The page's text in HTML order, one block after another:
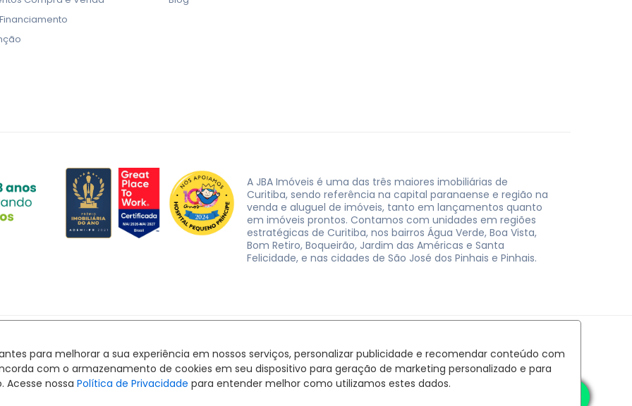
para melhorar a sua experiência em nossos serviços, personalizar publicidade e recomendar conteúdo com
com o armazenamento de cookies em seu dispositivo para geração de marketing personalizado e para
Acesse nossa Política de Privacidade para entender melhor como utilizamos estes dados.
A JBA Imóveis é uma das três maiores imobiliárias de
Curitiba, sendo referência na capital paranaense e região na
venda e aluguel de imóveis, tanto em lançamentos quanto
em imóveis prontos. Contamos com unidades em regiões
estratégicas de Curitiba, nos bairros Água Verde, Boa Vista,
Bom Retiro, Boqueirão, Jardim das Américas e Santa
Felicidade, e nas cidades de São José dos Pinhais e Pinhais.
Política de privacidade
Termos de uso
Feito com
pelo time daRocketImob | Site para Imobiliária